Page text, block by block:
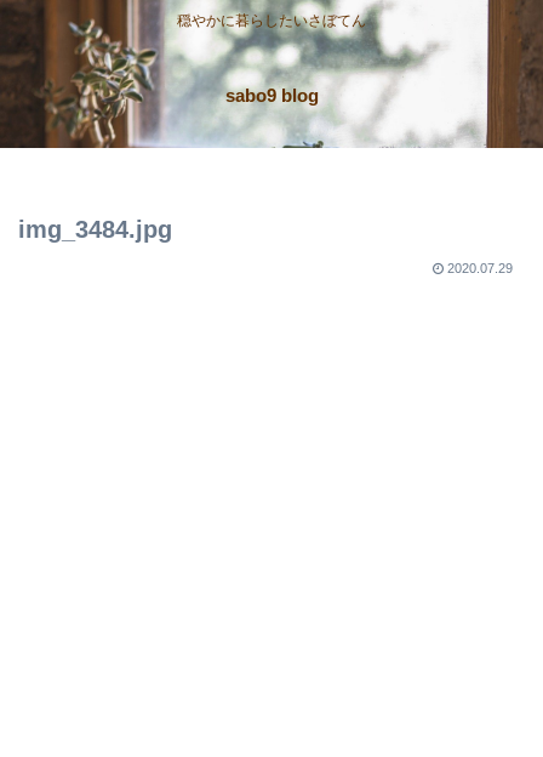
穏やかに暮らしたいさぼてん
sabo9 blog
img_3484.jpg
2020.07.29